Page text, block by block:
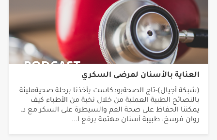
العناية بالأسنان لمرضى السكري
(شبكة أجيال)-تاج الصحةبودكاست يأخذنا برحلة صحيةمليئة
بالنصائح الطبية العملية من خلال نخبة من الأطباء كيف
يمكننا الحفاظ على صحة الفم والسيطرة على السكر مع د.
روان فرسخ: طبيبة أسنان مهتمة برفع ا...